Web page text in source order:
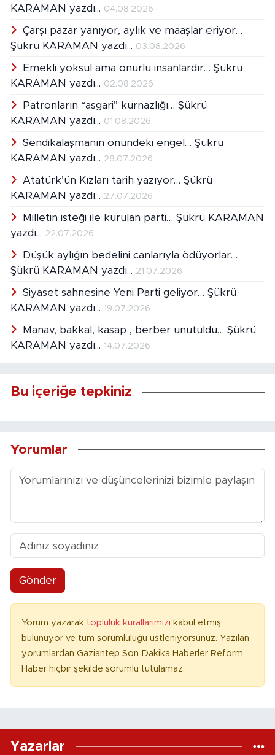
KARAMAN yazdı... 04.08.2026
Çarşı pazar yanıyor, aylık ve maaşlar eriyor…
Şükrü KARAMAN yazdı... 03.08.2026
Emekli yoksul ama onurlu insanlardır… Şükrü
KARAMAN yazdı... 02.08.2026
Patronların “asgari” kurnazlığı… Şükrü
KARAMAN yazdı... 01.08.2026
Sendikalaşmanın önündeki engel… Şükrü
KARAMAN yazdı... 28.07.2026
Atatürk’ün Kızları tarih yazıyor… Şükrü
KARAMAN yazdı... 27.07.2026
Milletin isteği ile kurulan parti… Şükrü KARAMAN
yazdı... 22.07.2026
Düşük aylığın bedelini canlarıyla ödüyorlar…
Şükrü KARAMAN yazdı... 21.07.2026
Siyaset sahnesine Yeni Parti geliyor… Şükrü
KARAMAN yazdı... 19.07.2026
Manav, bakkal, kasap , berber unutuldu… Şükrü
KARAMAN yazdı... 14.07.2026
Bu içeriğe tepkiniz
Yorumlar
Gönder
Yorum yazarak topluluk kurallarımızı kabul etmiş
bulunuyor ve tüm sorumluluğu üstleniyorsunuz. Yazılan
yorumlardan Gaziantep Son Dakika Haberler Reform
Haber hiçbir şekilde sorumlu tutulamaz.
Yazarlar